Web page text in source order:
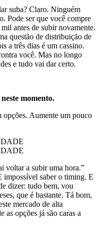
suba? Claro. Ninguém
Pode ser que você compre
antes de subir novamente.
questão de distribuição de
a três dias é um cassino.
você. Mas no longo
e tudo vai dar certo.
momento.
opções. Aumente um pouco
voltar a subir uma hora.”
impossível saber o timing. E
dizer: tudo bem, vou
que é bastante. Tá bom,
mercado de alta
opções já são caras a